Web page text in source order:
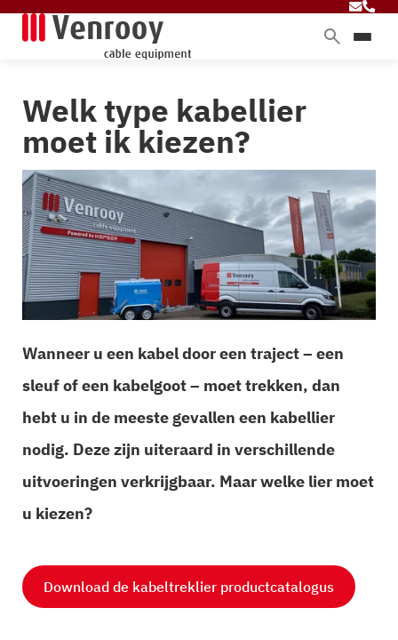
Producten
Diensten
Branches
Over ons
Blog
Contact
Welk type kabellier
moet ik kiezen?
Wanneer u een kabel door een traject – een
sleuf of een kabelgoot – moet trekken, dan
hebt u in de meeste gevallen een kabellier
nodig. Deze zijn uiteraard in verschillende
uitvoeringen verkrijgbaar. Maar welke lier moet
u kiezen?
Download de kabeltreklier productcatalogus